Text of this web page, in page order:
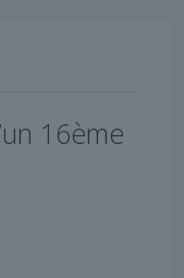
16ème